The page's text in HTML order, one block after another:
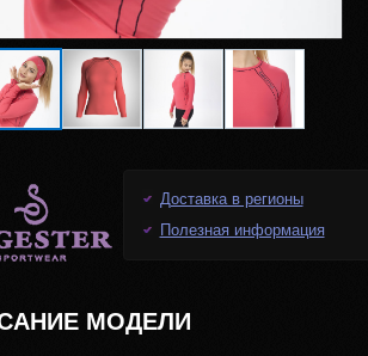
Доставка в регионы
Полезная информация
МОДЕЛИ